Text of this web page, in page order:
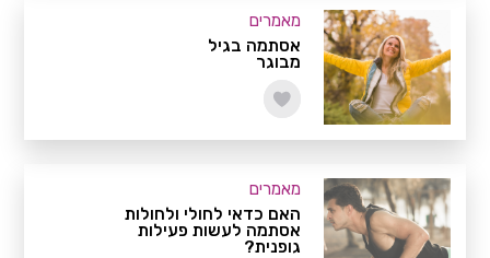
מאמרים
אסתמה בגיל
מבוגר
מאמרים
האם כדאי לחולי ולחולות
אסתמה לעשות פעילות
גופנית?